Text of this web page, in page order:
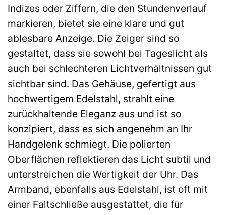
Indizes oder Ziffern, die den Stundenverlauf
markieren, bietet sie eine klare und gut
ablesbare Anzeige. Die Zeiger sind so
gestaltet, dass sie sowohl bei Tageslicht als
auch bei schlechteren Lichtverhältnissen gut
sichtbar sind. Das Gehäuse, gefertigt aus
hochwertigem Edelstahl, strahlt eine
zurückhaltende Eleganz aus und ist so
konzipiert, dass es sich angenehm an Ihr
Handgelenk schmiegt. Die polierten
Oberflächen reflektieren das Licht subtil und
unterstreichen die Wertigkeit der Uhr. Das
Armband, ebenfalls aus Edelstahl, ist oft mit
einer Faltschließe ausgestattet, die für